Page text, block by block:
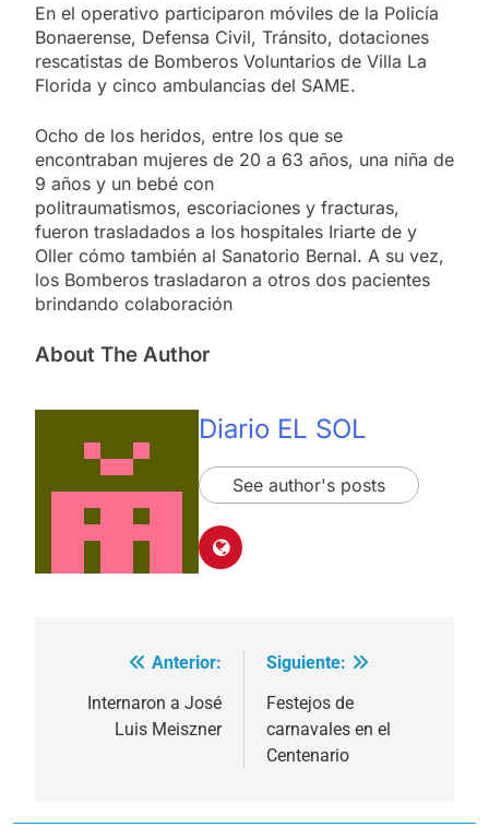
En el operativo participaron móviles de la Policía
Bonaerense, Defensa Civil, Tránsito, dotaciones
rescatistas de Bomberos Voluntarios de Villa La
Florida y cinco ambulancias del SAME.
Ocho de los heridos, entre los que se
encontraban mujeres de 20 a 63 años, una niña de
9 años y un bebé con
politraumatismos, escoriaciones y fracturas,
fueron trasladados a los hospitales Iriarte de y
Oller cómo también al Sanatorio Bernal. A su vez,
los Bomberos trasladaron a otros dos pacientes
brindando colaboración
About The Author
Diario EL SOL
See author's posts
Navegación
Anterior:
Internaron a José
Luis Meiszner
Siguiente:
Festejos de
carnavales en el
Centenario